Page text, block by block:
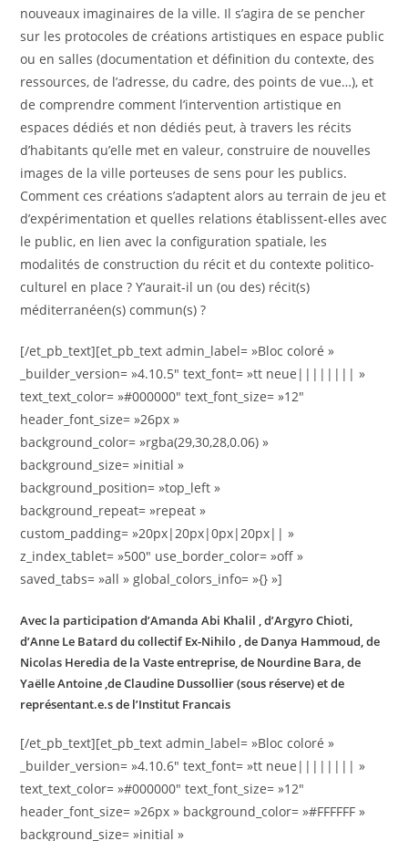
nouveaux imaginaires de la ville. Il s’agira de se pencher
sur les protocoles de créations artistiques en espace public
ou en salles (documentation et définition du contexte, des
ressources, de l’adresse, du cadre, des points de vue…), et
de comprendre comment l’intervention artistique en
espaces dédiés et non dédiés peut, à travers les récits
d’habitants qu’elle met en valeur, construire de nouvelles
images de la ville porteuses de sens pour les publics.
Comment ces créations s’adaptent alors au terrain de jeu et
d’expérimentation et quelles relations établissent-elles avec
le public, en lien avec la configuration spatiale, les
modalités de construction du récit et du contexte politico-
culturel en place ? Y’aurait-il un (ou des) récit(s)
méditerranéen(s) commun(s) ?
[/et_pb_text][et_pb_text admin_label= »Bloc coloré »
_builder_version= »4.10.5″ text_font= »tt neue|||||||| »
text_text_color= »#000000″ text_font_size= »12″
header_font_size= »26px »
background_color= »rgba(29,30,28,0.06) »
background_size= »initial »
background_position= »top_left »
background_repeat= »repeat »
custom_padding= »20px|20px|0px|20px|| »
z_index_tablet= »500″ use_border_color= »off »
saved_tabs= »all » global_colors_info= »{} »]
Avec la participation d’Amanda Abi Khalil , d’Argyro Chioti,
d’Anne Le Batard du collectif Ex-Nihilo , de Danya Hammoud, de
Nicolas Heredia de la Vaste entreprise, de Nourdine Bara, de
Yaëlle Antoine ,de Claudine Dussollier (sous réserve) et de
représentant.e.s de l’Institut Francais
[/et_pb_text][et_pb_text admin_label= »Bloc coloré »
_builder_version= »4.10.6″ text_font= »tt neue|||||||| »
text_text_color= »#000000″ text_font_size= »12″
header_font_size= »26px » background_color= »#FFFFFF »
background_size= »initial »